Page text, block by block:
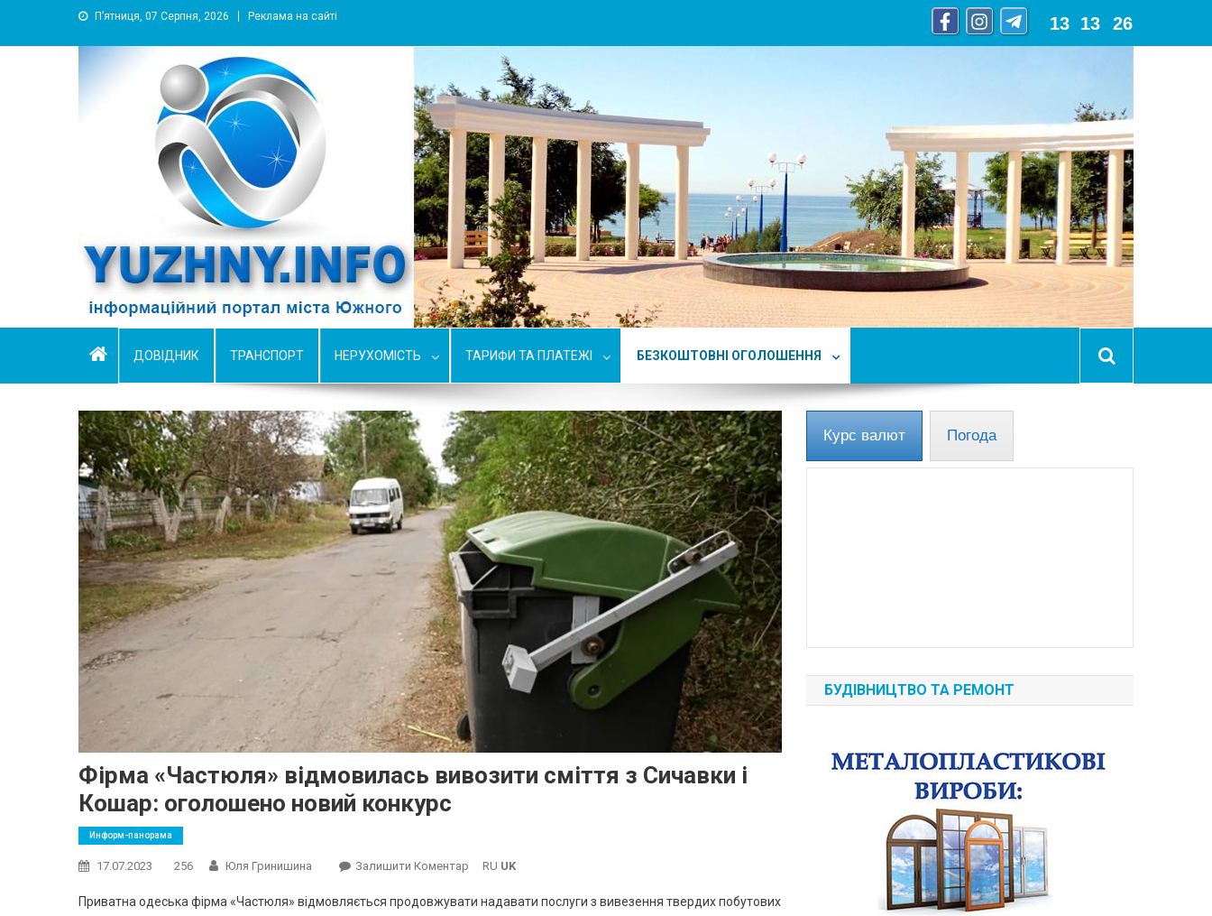
П’ятниця, 07 Серпня, 2026 Реклама на сайті 13 13 27
YUZHNY.INFO
информационный портал города Южный
ДОВІДНИК ТРАНСПОРТ НЕРУХОМІСТЬ ТАРИФИ ТА ПЛАТЕЖІ БЕЗКОШТОВНІ ОГОЛОШЕННЯ
Фірма «Частюля» відмовилась вивозити сміття з Сичавки і
Кошар: оголошено новий конкурс
Информ-панорама
17.07.2023 256 Юля Гринишина Залишити Коментар
«Частюля»
RU UK
Приватна одеська фірма «Частюля» відмовляється продовжувати надавати послуги з вивезення твердих побутових
Курс валют Погода
БУДІВНИЦТВО ТА РЕМОНТ